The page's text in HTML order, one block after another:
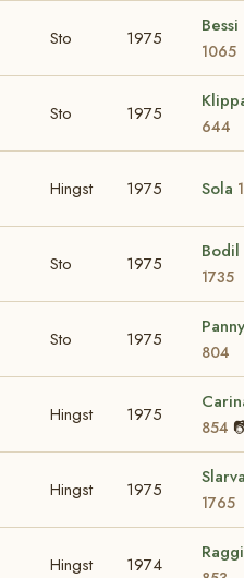
Sto 1975
Bessi
1065
Sto 1975
644
Hingst 1975 Sola
Sto 1975
Bodil
1735
Sto 1975
Panny
804
Hingst 1975
854
Hingst 1975
1765
Hingst 1974